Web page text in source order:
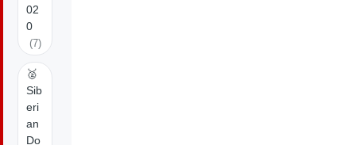
02
0
(7)
🥈
Sib
eri
an
Do